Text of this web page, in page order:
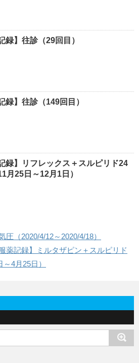
録】往診（29回目）
録】往診（149回目）
録】リフレックス＋スルピリド24
月25日～12月1日）
圧（2020/4/12～2020/4/18）
薬記録】ミルタザピン＋スルピリド
4月25日）